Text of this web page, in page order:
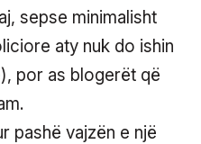
sepse minimalisht
aty nuk do ishin
por as blogerët që
pashë vajzën e një